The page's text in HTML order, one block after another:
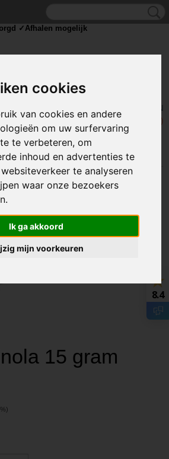
cookies
van cookies en andere
om uw surfervaring
te verbeteren, om
inhoud en advertenties te
te analyseren
waar onze bezoekers
Ik ga akkoord
mijn voorkeuren
UW WINKELWAGEN
Geen producten
(0)
tin>Soldeer Tinola 15 gram 1mm
15 gram
✓Afhalen mogelijk
8.4